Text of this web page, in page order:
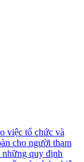
việc tổ chức và
cho người tham
những quy định